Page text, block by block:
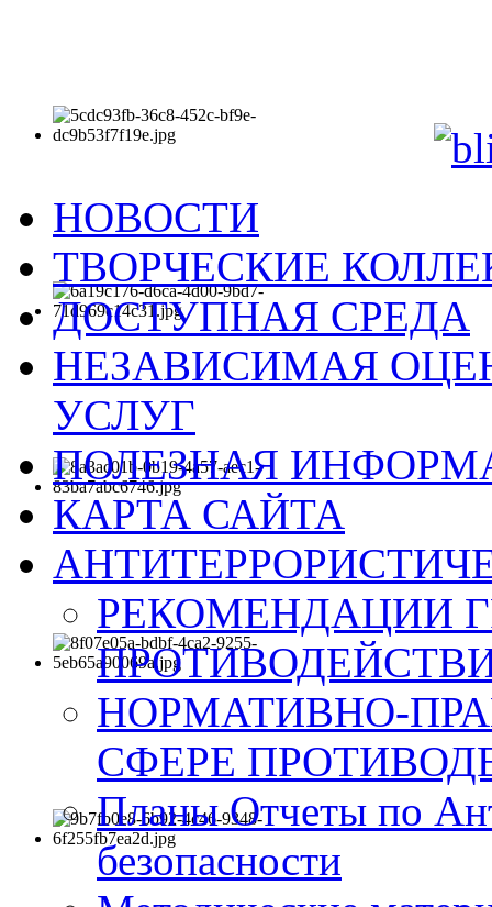
НОВОСТИ
ТВОРЧЕСКИЕ
ДОСТУПНАЯ СРЕДА
НЕЗАВИСИМАЯ
УСЛУГ
ПОЛЕЗНАЯ
КАРТА САЙТА
РЕКОМЕНДАЦИИ
НОРМАТИВНО-
СФЕРЕ
Планы Отчеты по
безопасности